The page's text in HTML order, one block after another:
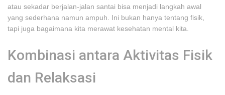
atau sekadar berjalan-jalan santai bisa menjadi langkah awal
yang sederhana namun ampuh. Ini bukan hanya tentang fisik,
tapi juga bagaimana kita merawat kesehatan mental kita.
Kombinasi antara Aktivitas Fisik
dan Relaksasi